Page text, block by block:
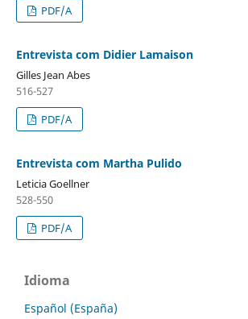
PDF/A
Entrevista com Didier Lamaison
Gilles Jean Abes
516-527
PDF/A
Entrevista com Martha Pulido
Leticia Goellner
528-550
PDF/A
Idioma
Español (España)